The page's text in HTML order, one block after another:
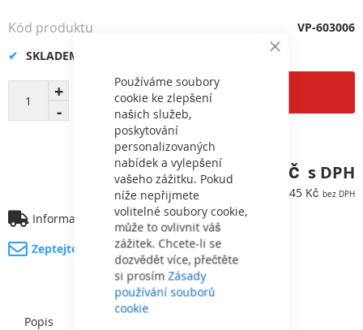
Close
Cookie
Používáme soubory
cookie ke zlepšení
našich služeb,
poskytování
personalizovaných
nabídek a vylepšení
vašeho zážitku. Pokud
níže nepřijmete
volitelné soubory cookie,
může to ovlivnit váš
zážitek. Chcete-li se
dozvědět více, přečtěte
si prosímZásady
používání souborů
cookie
Přidat do košíku
180,83 Kč
149,45 Kč
SKLADEM
Kód produktu VP-603006
Informace o dopravě
Zeptejte se na produkt
Popis